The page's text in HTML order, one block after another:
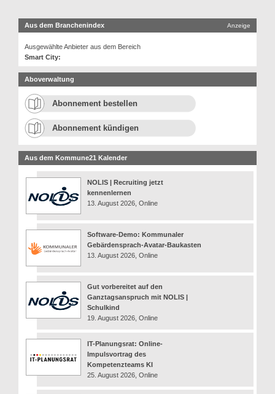
Aus dem Branchenindex Anzeige
Ausgewählte Anbieter aus dem Bereich
Smart City:
Aboverwaltung
Abonnement bestellen
Abonnement kündigen
Aus dem Kommune21 Kalender
NOLIS | Recruiting jetzt
kennenlernen
13. August 2026, Online
Software-Demo: Kommunaler
Gebärdensprach-Avatar-Baukasten
13. August 2026, Online
Gut vorbereitet auf den
Ganztagsanspruch mit NOLIS |
Schulkind
19. August 2026, Online
IT-Planungsrat: Online-
Impulsvortrag des
Kompetenzteams KI
25. August 2026, Online